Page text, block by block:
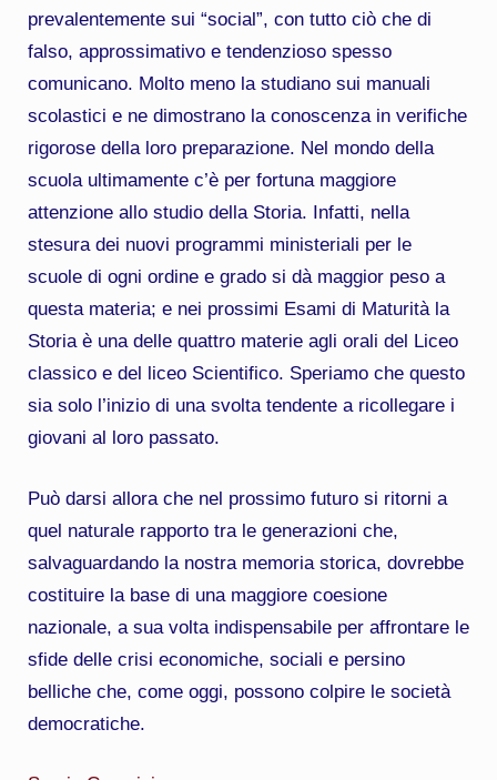
prevalentemente sui “social”, con tutto ciò che di
falso, approssimativo e tendenzioso spesso
comunicano. Molto meno la studiano sui manuali
scolastici e ne dimostrano la conoscenza in verifiche
rigorose della loro preparazione. Nel mondo della
scuola ultimamente c’è per fortuna maggiore
attenzione allo studio della Storia. Infatti, nella
stesura dei nuovi programmi ministeriali per le
scuole di ogni ordine e grado si dà maggior peso a
questa materia; e nei prossimi Esami di Maturità la
Storia è una delle quattro materie agli orali del Liceo
classico e del liceo Scientifico. Speriamo che questo
sia solo l’inizio di una svolta tendente a ricollegare i
giovani al loro passato.
Può darsi allora che nel prossimo futuro si ritorni a
quel naturale rapporto tra le generazioni che,
salvaguardando la nostra memoria storica, dovrebbe
costituire la base di una maggiore coesione
nazionale, a sua volta indispensabile per affrontare le
sfide delle crisi economiche, sociali e persino
belliche che, come oggi, possono colpire le società
democratiche.